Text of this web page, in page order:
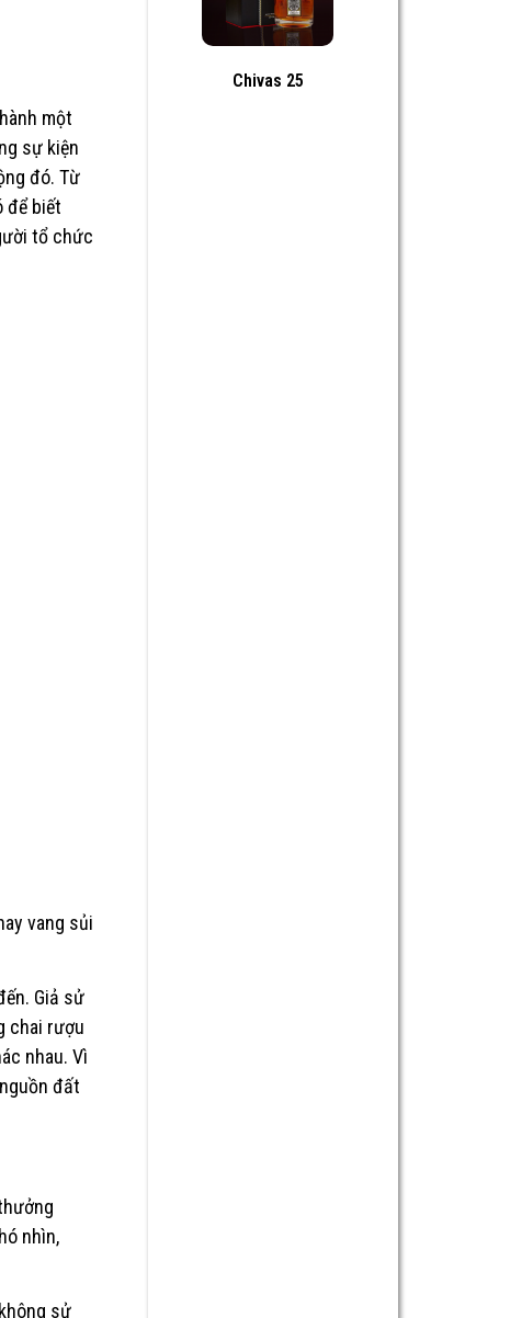
một
sự kiện
đó. Từ
để biết
tổ chức
vang sủi
Giả sử
chai rượu
nhau. Vì
đất
nhìn,
sử
Chivas 25